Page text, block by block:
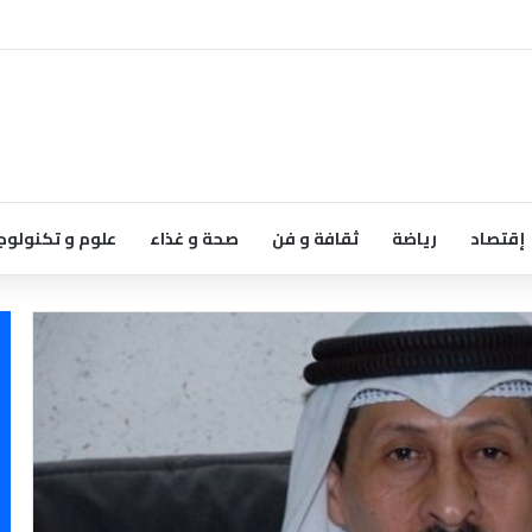
إقتصاد رياضة ثقافة و فن صحة و غذاء علوم و